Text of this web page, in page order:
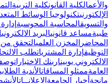
والأعمالكلية القانونكلية التربية
الإلكتورنيتكنولوجيا الوسائط
والتسويقالمحاسبة المحوسبة
طبيةمساعد قانونيالبريد الالكتروني
المحاضر المخزن العلميالتحقق من
التوظيفإدارة المشترياتطلب
الالكتروني يوبينار بنك الاختبارات
العامةممثلو المساقاتالأندية
مانحة أخبار الجامعة الإعلانــات